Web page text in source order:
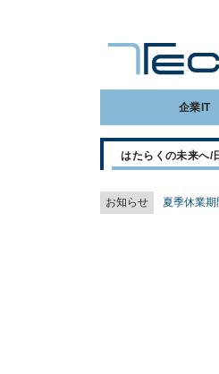
企業IT
はたらくの未来へ/
お知らせ 夏季休業期